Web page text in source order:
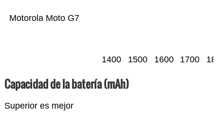
Motorola Moto G7
1400 1500 1600 1700
Capacidad de la batería (mAh)
Superior es mejor